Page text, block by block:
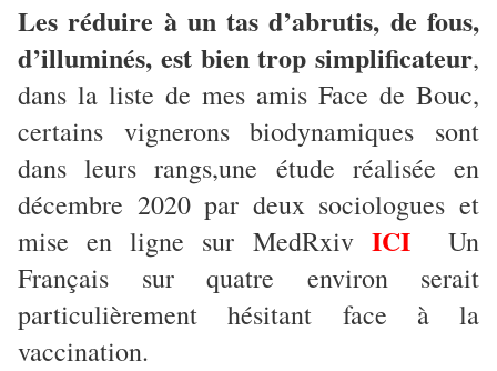
Les réduire à un tas d’abrutis, de fous,
d’illuminés, est bien trop simplificateur,
dans la liste de mes amis Face de Bouc,
certains vignerons biodynamiques sont
dans leurs rangs,une étude réalisée en
décembre 2020 par deux sociologues et
mise en ligne sur MedRxiv ICIUn
Français sur quatre environ serait
particulièrement hésitant face à la
vaccination.